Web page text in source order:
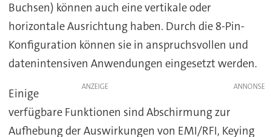
Buchsen) können auch eine vertikale oder
horizontale Ausrichtung haben. Durch die 8-Pin-
Konfiguration können sie in anspruchsvollen und
datenintensiven Anwendungen eingesetzt werden.
ANZEIGE
Einige
verfügbare Funktionen sind Abschirmung zur
Aufhebung der Auswirkungen von EMI/RFI, Keying